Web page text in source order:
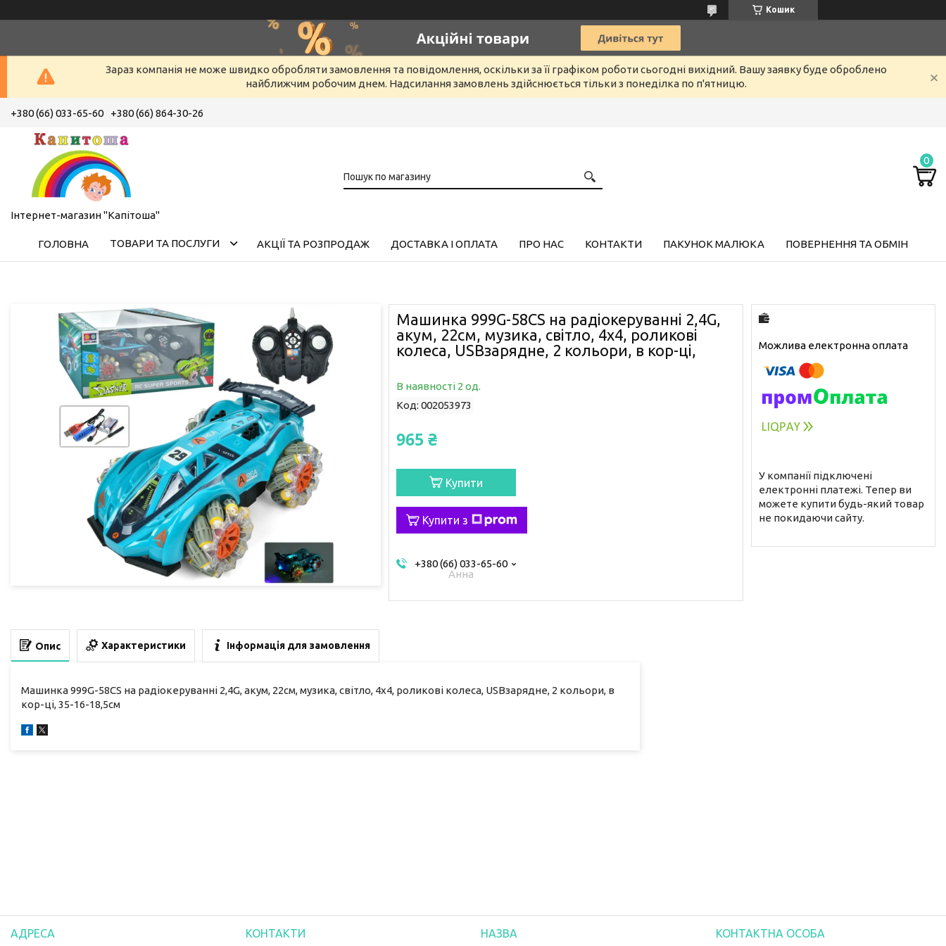
Кошик
Зараз компанія не може швидко обробляти замовлення та повідомлення, оскільки за її графіком роботи сьогодні вихідний. Вашу заявку буде оброблено
найближчим робочим днем. Надсилання замовлень здійснюється тільки з понеділка по п'ятницю.
+380 (66) 033-65-60 +380 (66) 864-30-26
Інтернет-магазин "Капітоша"
ГОЛОВНА ТОВАРИ ТА ПОСЛУГИ АКЦІЇ ТА РОЗПРОДАЖ ДОСТАВКА І ОПЛАТА ПРО НАС КОНТАКТИ ПАКУНОК МАЛЮКА ПОВЕРНЕННЯ ТА ОБМІН
Машинка 999G-58CS на радіокеруванні 2,4G,
акум, 22см, музика, світло, 4х4, роликові
колеса, USBзарядне, 2 кольори, в кор-ці,
В наявності 2 од.
Код: 002053973
965 ₴
Купити
Купити з
+380 (66) 033-65-60
Анна
У компанії підключені
електронні платежі. Тепер ви
можете купити будь-який товар
не покидаючи сайту.
Опис Характеристики Інформація для замовлення
Машинка 999G-58CS на радіокеруванні 2,4G, акум, 22см, музика, світло, 4х4, роликові колеса, USBзарядне, 2 кольори, в
кор-ці, 35-16-18,5см